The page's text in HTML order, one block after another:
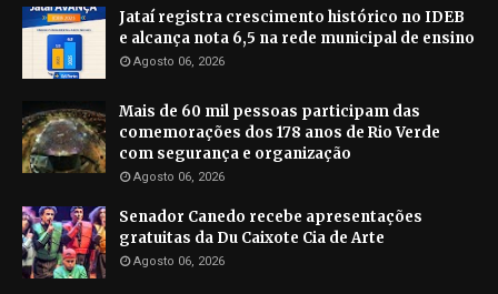
Jataí registra crescimento histórico no IDEB
e alcança nota 6,5 na rede municipal de ensino
Agosto 06, 2026
Mais de 60 mil pessoas participam das
comemorações dos 178 anos de Rio Verde
com segurança e organização
Agosto 06, 2026
Senador Canedo recebe apresentações
gratuitas da Du Caixote Cia de Arte
Agosto 06, 2026